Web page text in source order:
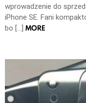
wprowadzenie do
iPhone SE. Fani
bo […] MORE